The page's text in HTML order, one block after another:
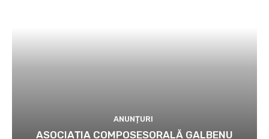
ANUNȚURI
ASOCIAȚIA COMPOSESORALĂ GALBENU